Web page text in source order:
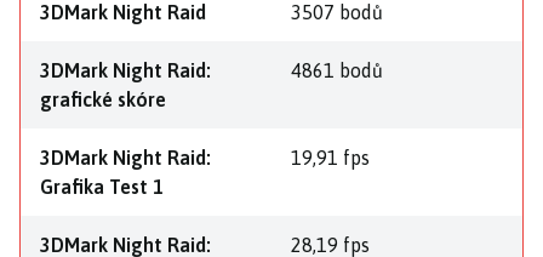
3DMark Night Raid 3507 bodů
3DMark Night Raid:
grafické skóre
4861 bodů
3DMark Night Raid:
Grafika Test 1
19,91 fps
3DMark Night Raid:
28,19 fps